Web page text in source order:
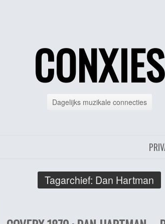
CONXIES
Dagelijks muzikale connecties
Tagarchief: Dan Hartman